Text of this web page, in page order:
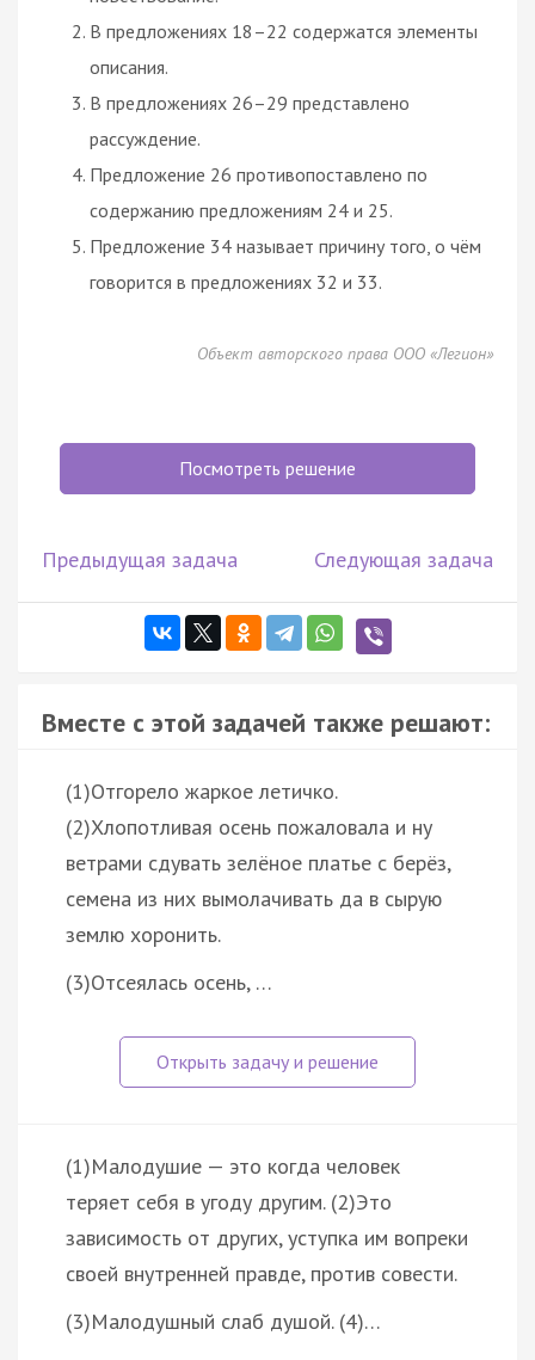
В предложениях 18–22 содержатся элементы
описания.
В предложениях 26–29 представлено
рассуждение.
Предложение 26 противопоставлено по
содержанию предложениям 24 и 25.
Предложение 34 называет причину того, о чём
говорится в предложениях 32 и 33.
Объект авторского права ООО «Легион»
Посмотреть решение
Предыдущая задача Следующая задача
Вместе с этой задачей также решают:
(1)Отгорело жаркое летичко.
(2)Хлопотливая осень пожаловала и ну
ветрами сдувать зелёное платье с берёз,
семена из них вымолачивать да в сырую
землю хоронить.
(3)Отсеялась осень, …
(1)Малодушие — это когда человек
теряет себя в угоду другим. (2)Это
зависимость от других, уступка им вопреки
своей внутренней правде, против совести.
(3)Малодушный слаб душой. (4)…